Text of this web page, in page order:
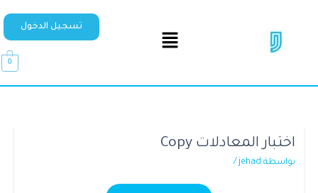
تسجيل الدخول
0
اختبار المعادلات Copy
بواسطة jehad
/